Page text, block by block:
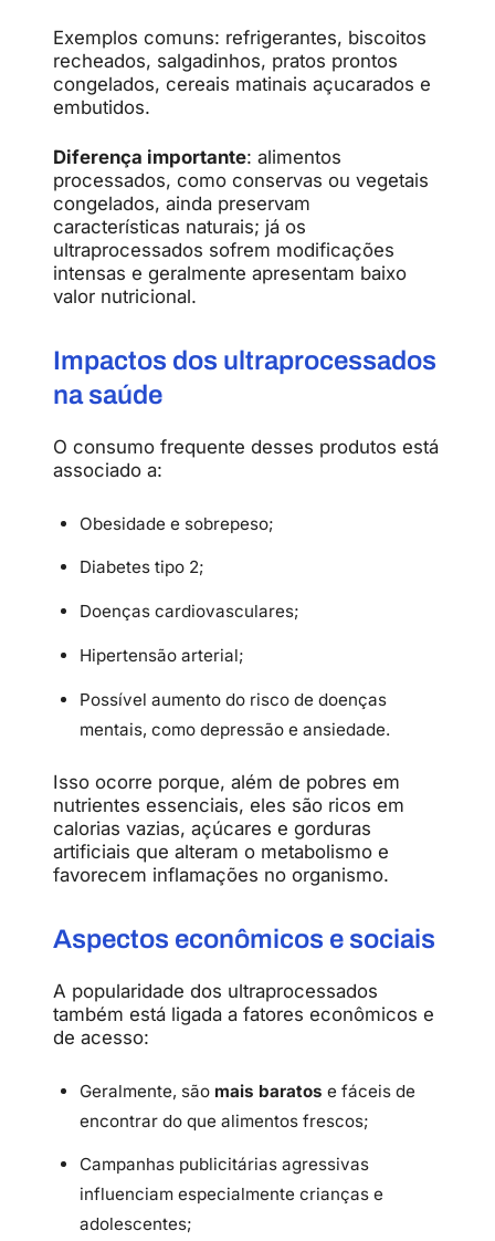
Exemplos comuns: refrigerantes, biscoitos
recheados, salgadinhos, pratos prontos
congelados, cereais matinais açucarados e
embutidos.
Diferença importante: alimentos
processados, como conservas ou vegetais
congelados, ainda preservam
características naturais; já os
ultraprocessados sofrem modificações
intensas e geralmente apresentam baixo
valor nutricional.
Impactos dos ultraprocessados
na saúde
O consumo frequente desses produtos está
associado a:
Obesidade e sobrepeso;
Diabetes tipo 2;
Doenças cardiovasculares;
Hipertensão arterial;
Possível aumento do risco de doenças
mentais, como depressão e ansiedade.
Isso ocorre porque, além de pobres em
nutrientes essenciais, eles são ricos em
calorias vazias, açúcares e gorduras
artificiais que alteram o metabolismo e
favorecem inflamações no organismo.
Aspectos econômicos e sociais
A popularidade dos ultraprocessados
também está ligada a fatores econômicos e
de acesso:
Geralmente, são mais baratos e fáceis de
encontrar do que alimentos frescos;
Campanhas publicitárias agressivas
influenciam especialmente crianças e
adolescentes;